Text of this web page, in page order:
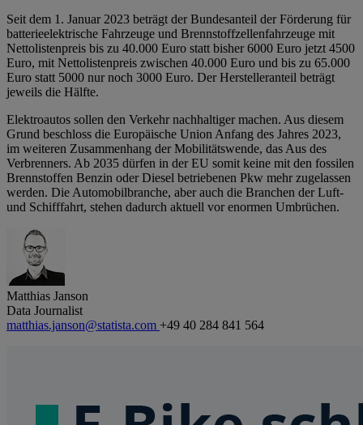
Seit dem 1. Januar 2023 beträgt der Bundesanteil der Förderung für
batterieelektrische Fahrzeuge und Brennstoffzellenfahrzeuge mit
Nettolistenpreis bis zu 40.000 Euro statt bisher 6000 Euro jetzt 4500
Euro, mit Nettolistenpreis zwischen 40.000 Euro und bis zu 65.000
Euro statt 5000 nur noch 3000 Euro. Der Herstelleranteil beträgt
jeweils die Hälfte.
Elektroautos sollen den Verkehr nachhaltiger machen. Aus diesem
Grund beschloss die Europäische Union Anfang des Jahres 2023,
im weiteren Zusammenhang der Mobilitätswende, das Aus des
Verbrenners. Ab 2035 dürfen in der EU somit keine mit den fossilen
Brennstoffen Benzin oder Diesel betriebenen Pkw mehr zugelassen
werden. Die Automobilbranche, aber auch die Branchen der Luft-
und Schifffahrt, stehen dadurch aktuell vor enormen Umbrüchen.
Matthias Janson
Data Journalist
matthias.janson@statista.com +49 40 284 841 564